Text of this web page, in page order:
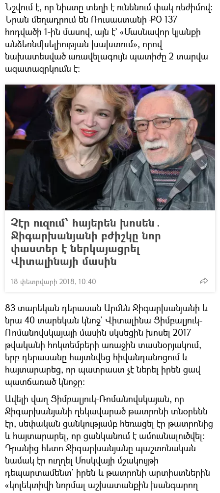
Նշվում է, որ նիստը տեղի է ունենում փակ ռեժիմով։
Նրան մեղադրում են Ռուսաստանի ՔՕ 137
հոդվածի 1-ին մասով, այն է` «Մասնավոր կյանքի
անձեռնմխելիության խախտում», որով
նախատեսված առավելագույն պատիժը 2 տարվա
ազատազրկումն է։
Չէր ուզում՝ հայերեն խոսեն․
Ջիգարխանյանի բժիշկը նոր
փաստեր է ներկայացրել
Վիտալինայի մասին
18 փետրվարի 2018, 10:40
83 տարեկան դերասան Արմեն Ջիգարխանյանի և
նրա 40 տարեկան կնոջ` Վիտալինա Ցիմբալյուկ-
Ռոմանովսկայայի մասին սկսեցին խոսել 2017
թվականի հոկտեմբերի առաջին տասնօրյակում,
երբ դերասանը հայտնվեց հիվանդանոցում և
հայտարարեց, որ պատրաստ չէ ներել իրեն ցավ
պատճառած կնոջը։
Ավելի վաղ Ցիմբալյուկ-Ռոմանովսկայան, որ
Ջիգարխանյանի ղեկավարած թատրոնի տնօրենն
էր, սեփական ցանկությամբ հեռացել էր թատրոնից
և հայտարարել, որ ցանկանում է ամուսնալուծվել։
Դրանից հետո Ջիգարխանյանը պաշտոնական
նամակ էր ուղղել Մոսկվայի մշակույթի
դեպարտամենտ` իրեն և թատրոնի արտիստներին
«կոլեկտիվի նորմալ աշխատանքին խանգարող